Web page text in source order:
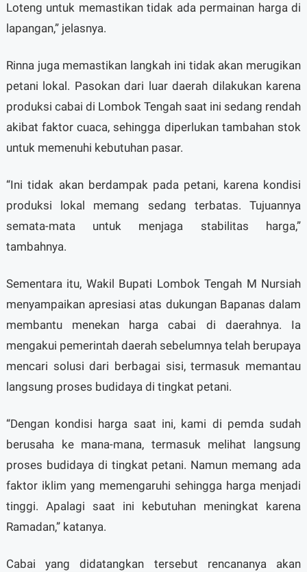
Loteng untuk memastikan tidak ada permainan harga di
lapangan,” jelasnya.
Rinna juga memastikan langkah ini tidak akan merugikan
petani lokal. Pasokan dari luar daerah dilakukan karena
produksi cabai di Lombok Tengah saat ini sedang rendah
akibat faktor cuaca, sehingga diperlukan tambahan stok
untuk memenuhi kebutuhan pasar.
“Ini tidak akan berdampak pada petani, karena kondisi
produksi lokal memang sedang terbatas. Tujuannya
semata-mata untuk menjaga stabilitas harga,”
tambahnya.
Sementara itu, Wakil Bupati Lombok Tengah M Nursiah
menyampaikan apresiasi atas dukungan Bapanas dalam
membantu menekan harga cabai di daerahnya. Ia
mengakui pemerintah daerah sebelumnya telah berupaya
mencari solusi dari berbagai sisi, termasuk memantau
langsung proses budidaya di tingkat petani.
“Dengan kondisi harga saat ini, kami di pemda sudah
berusaha ke mana-mana, termasuk melihat langsung
proses budidaya di tingkat petani. Namun memang ada
faktor iklim yang memengaruhi sehingga harga menjadi
tinggi. Apalagi saat ini kebutuhan meningkat karena
Ramadan,” katanya.
Cabai yang didatangkan tersebut rencananya akan